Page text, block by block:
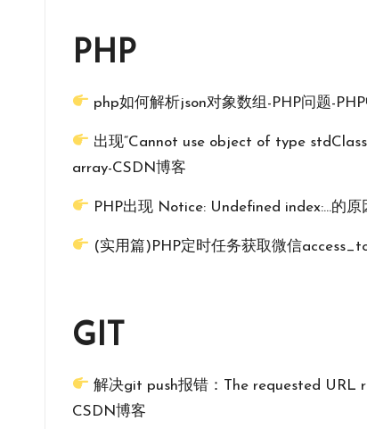
PHP
php如何解析json对象数组-PHP问题-
出现“Cannot use object of type
array-CSDN博客
PHP出现 Notice: Undefined index:…的
(实用篇)PHP定时任务获取微信
GIT
解决git push报错：The requested URL
CSDN博客